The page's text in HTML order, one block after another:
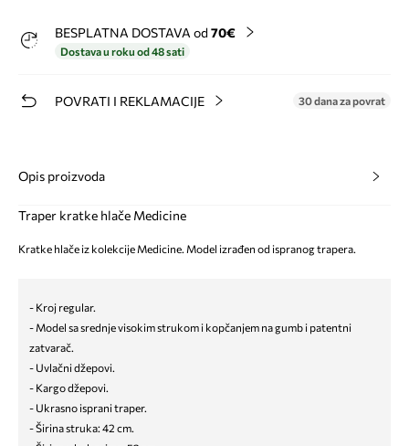
BESPLATNA DOSTAVA od 70€
Dostava u roku od 48 sati
POVRATI I REKLAMACIJE 30 dana za povrat
Opis proizvoda
Traper kratke hlače Medicine
Kratke hlače iz kolekcije Medicine. Model izrađen od ispranog trapera.
- Kroj regular.
- Model sa srednje visokim strukom i kopčanjem na gumb i patentni
zatvarač.
- Uvlačni džepovi.
- Kargo džepovi.
- Ukrasno isprani traper.
- Širina struka: 42 cm.